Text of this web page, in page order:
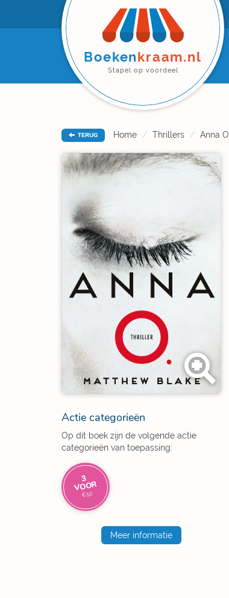
Boekenkraam.nl
Stapel op voordeel
TERUG Home Thrillers Anna O.
Actie categorieën
Op dit boek zijn de volgende actie
categorieën van toepassing:
3
VOOR
€10
Meer informatie